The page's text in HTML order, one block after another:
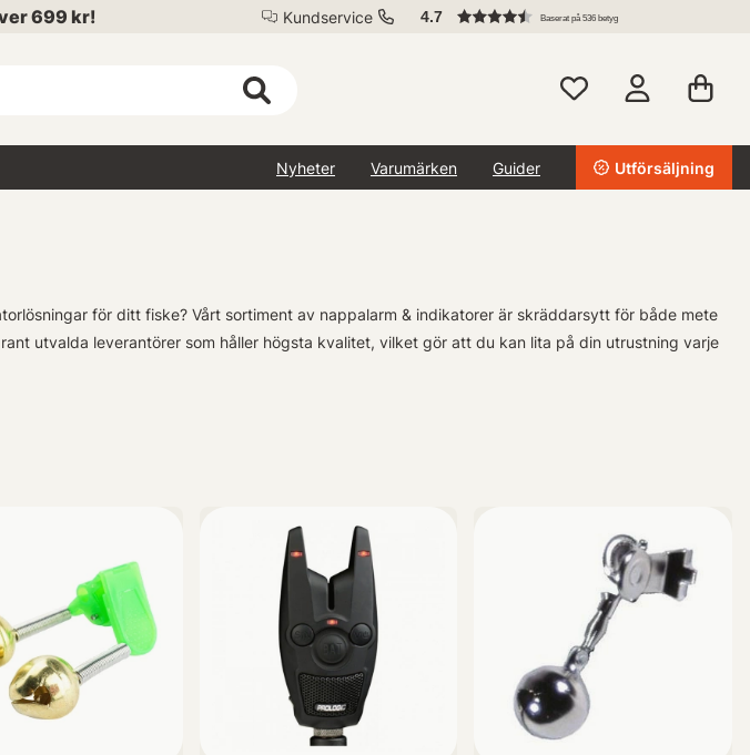
699 kr! Kundservice 4.7 Baserat på 536 betyg
Nyheter Varumärken Guider Utförsäljning
för ditt fiske? Vårt sortiment av nappalarm & indikatorer är skräddarsytt för både mete
utvalda leverantörer som håller högsta kvalitet, vilket gör att du kan lita på din utrustning varje
eller mer moderna betesindikatorer har vi allt du behöver för att maximera din fångstpotential.
vi efter att erbjuda en komplett samling av fisketillbehör inom kategorin Nappalarm & Indikatorer.
kommer vår expertis i kombination med högkvalitativa produkter säkerställa en framgångsrik